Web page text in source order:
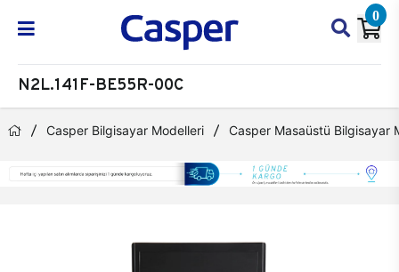
0
N2L.141F-BE55R-00C
Casper Bilgisayar Modelleri Casper Masaüstü Bilgisayar